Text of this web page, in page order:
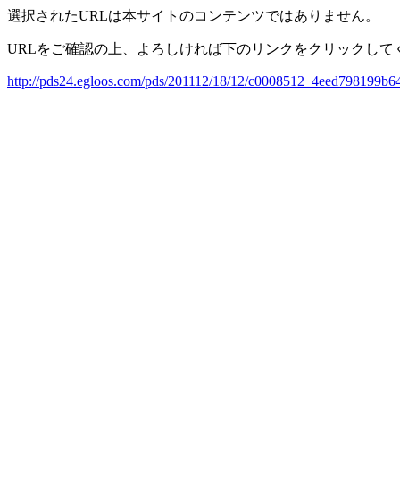
選択されたURLは本サイトのコンテンツではありません。
URLをご確認の上、よろしければ下のリンクをクリックして
http://pds24.egloos.com/pds/201112/18/12/